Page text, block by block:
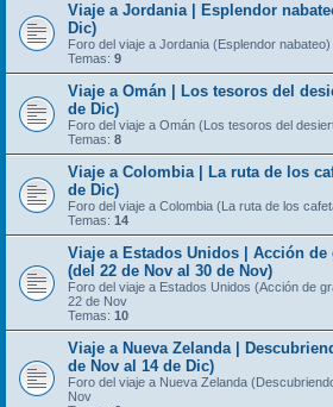
Viaje a Jordania | Esplendor
Dic)
Foro del viaje a Jordania (Esplendor
Temas: 9
Viaje a Omán | Los tesoros del
de Dic)
Foro del viaje a Omán (Los tesoros del
Temas: 8
Viaje a Colombia | La ruta de los
de Dic)
Foro del viaje a Colombia (La ruta de los
Temas: 14
Viaje a Estados Unidos | Acción de
(del 22 de Nov al 30 de Nov)
Foro del viaje a Estados Unidos (Acción de
22 de Nov
Temas: 10
Viaje a Nueva Zelanda |
de Nov al 14 de Dic)
Foro del viaje a Nueva Zelanda
Nov